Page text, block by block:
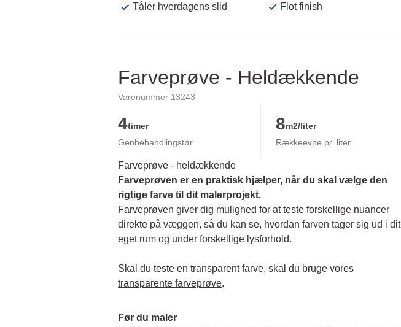
Tåler hverdagens slid Flot finish
Farveprøve - Heldækkende
Varenummer 13243
4timer
Genbehandlingstør
8m2/liter
Rækkeevne pr. liter
Farveprøve - heldækkende
Farveprøven er en praktisk hjælper, når du skal vælge den
rigtige farve til dit malerprojekt.
Farveprøven giver dig mulighed for at teste forskellige nuancer
direkte på væggen, så du kan se, hvordan farven tager sig ud i dit
eget rum og under forskellige lysforhold.
transparente farveprøve.
Før du maler